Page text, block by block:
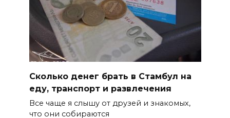
Сколько денег брать в Стамбул на
еду, транспорт и развлечения
Все чаще я слышу от друзей и знакомых,
что они собираются